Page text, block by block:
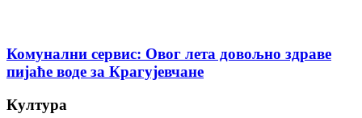
Комунални сервис: Овог лета довољно здраве
пијаће воде за Крагујевчане
Култура